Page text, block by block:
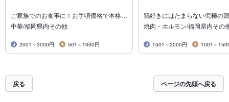
ご家族でのお食事に！お手頃価格で本格…
中華/福岡県内その他
2001～3000円 501～1000円
鶏好きにはたまらない究極の
焼肉・ホルモン/福岡県内その
1501～2000円 1001～
戻る ページの先頭へ戻る